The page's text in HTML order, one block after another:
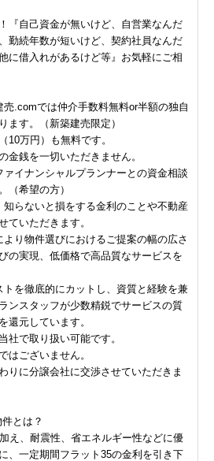
『自己資金が無いけど、自営業なんだ
勤続年数が短いけど、契約社員なんだ
に借入れがあるけど等』お気軽にご相
.comでは仲介手数料無料or半額の独自
ます。（新築建売限定）
万円）も無料です。
銭を一切いただきません。
イナンシャルプランナーとの資金相談
（希望の方）
らないと損をする金利のことや不動産
ていただきます。
り物件選びにおけるご提案の幅の広さ
の実現、低価格で高品質なサービスを
を徹底的にカットし、資質と経験を兼
ンスタッフが少数精鋭でサービスの質
還元しています。
で取り扱い可能です。
はございません。
りに分譲会社に交渉させていただきま
とは？
え、耐震性、省エネルギー性などに優
、一定期間フラット35の金利を引き下